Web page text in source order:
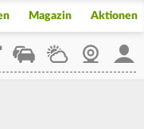
Magazin Aktionen
StaupilotWetterWebcam